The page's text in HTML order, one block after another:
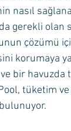
gerekli
çözümü
korumaya
bir
tüketim